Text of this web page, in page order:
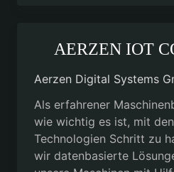
AERZEN IOT
Aerzen Digital Systems
Als erfahrener
wie wichtig es ist, mit
Technologien Schritt zu
wir datenbasierte